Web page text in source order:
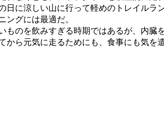
日に涼しい山に行って軽めのトレイルラ
ングには最適だ。
ものを飲みすぎる時期ではあるが、内臓
から元気に走るためにも、食事にも気を